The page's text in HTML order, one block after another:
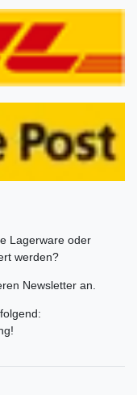
Lagerware oder
werden?
Newsletter an.
!